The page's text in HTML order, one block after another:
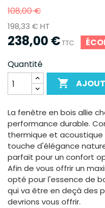
108,00 €
198,33 € HT
238,00 €TTC
Quantité

La fenêtre en bois allie
performance durable.
thermique et
touche d'élégance
parfait pour un confort
Afin de vous offrir un
opté pour l'essence de
qui va être en deçà des
devrions vous offrir.